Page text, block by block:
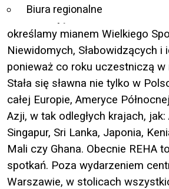
Biura regionalne
Konferencję REHA FOR THE
określamy mianem Wielkiego
Niewidomych, Słabowidzących i
ponieważ co roku uczestniczą
Stała się sławna nie tylko w
całej Europie, Ameryce
Azji, w tak odległych krajach,
Singapur, Sri Lanka, Japonia,
Mali czy Ghana. Obecnie REHA
spotkań. Poza wydarzeniem
Warszawie, w stolicach